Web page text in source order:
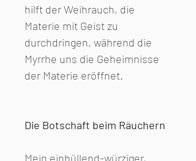
hilft der Weihrauch, die
Materie mit Geist zu
durchdringen, während die
Myrrhe uns die Geheimnisse
der Materie eröffnet.
Die Botschaft beim Räuchern
Mein einhüllend-würziger,